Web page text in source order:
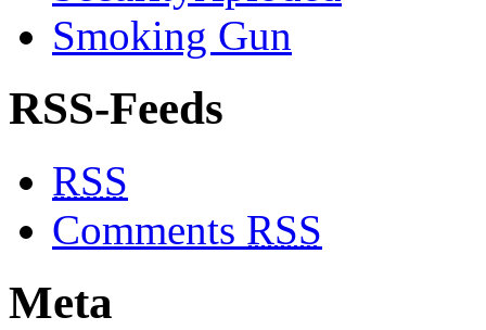
Smoking Gun
RSS-Feeds
RSS
Comments RSS
Meta